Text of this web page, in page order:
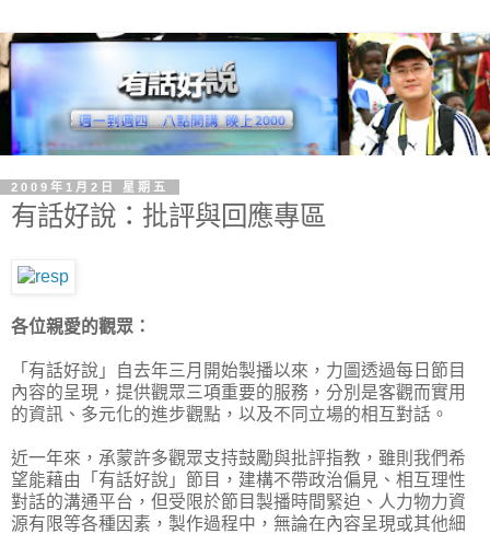
2009年1月2日 星期五
有話好說：批評與回應專區
各位親愛的觀眾：
「有話好說」自去年三月開始製播以來，力圖透過每日節目
內容的呈現，提供觀眾三項重要的服務，分別是客觀而實用
的資訊、多元化的進步觀點，以及不同立場的相互對話。
近一年來，承蒙許多觀眾支持鼓勵與批評指教，雖則我們希
望能藉由「有話好說」節目，建構不帶政治偏見、相互理性
對話的溝通平台，但受限於節目製播時間緊迫、人力物力資
源有限等各種因素，製作過程中，無論在內容呈現或其他細